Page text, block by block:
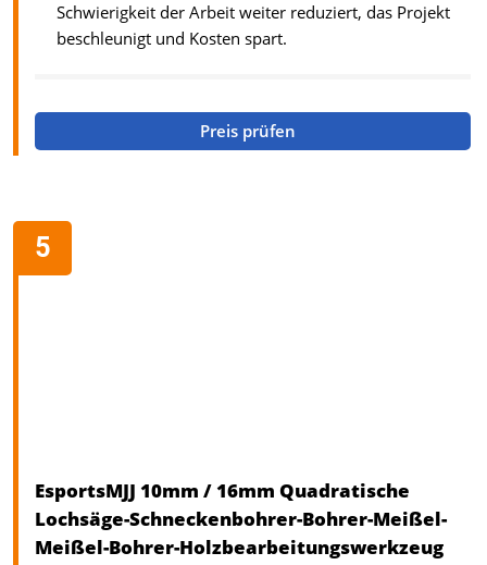
Schwierigkeit der Arbeit weiter reduziert, das Projekt
beschleunigt und Kosten spart.
Preis prüfen
EsportsMJJ 10mm / 16mm Quadratische
Lochsäge-Schneckenbohrer-Bohrer-Meißel-
Meißel-Bohrer-Holzbearbeitungswerkzeug